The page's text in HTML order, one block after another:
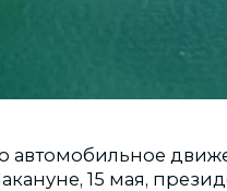
автомобильное
15 мая,